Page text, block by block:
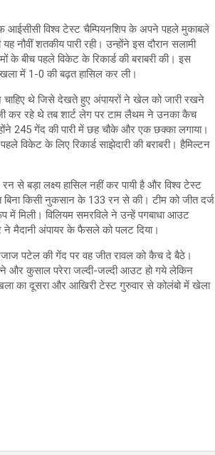
आईसीसी विश्व टेस्ट चैम्पियनशिप के अपने पहले मुकाबले
नौवीं शतकीय पारी रही। उन्होंने इस दौरान सलामी
के बीच पहले विकेट के रिकार्ड की बराबरी की। इस
में 1-0 की बढ़त हासिल कर ली।
थे जिसे देखते हुए अंपायरों ने खेल को जारी रखने
कर रहे थे तब शार्ट लेग पर टाम लैथम ने उनका कैच
245 गेंद की पारी में छह चौके और एक छक्का लगाया।
विकेट के लिए रिकार्ड साझेदारी की बराबरी। हैमिल्टन
से बड़ा लक्ष्य हासिल नहीं कर पायी है और विश्व टेस्ट
किसी नुकसान के 133 रन से की। टीम को जीत दर्ज
मिली। विलियम समरविले ने उन्हें पगबाधा आउट
ने मैदानी अंपायर के फैसले को पलट दिया।
पटेल की गेंद पर वह जीत रावल को कैच दे बैठे।
और कुसाल परेरा जल्दी-जल्दी आउट हो गये लेकिन
का दूसरा और आखिरी टेस्ट गुरुवार से कोलंबो में खेला